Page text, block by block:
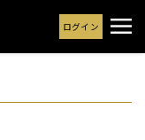
ログイン